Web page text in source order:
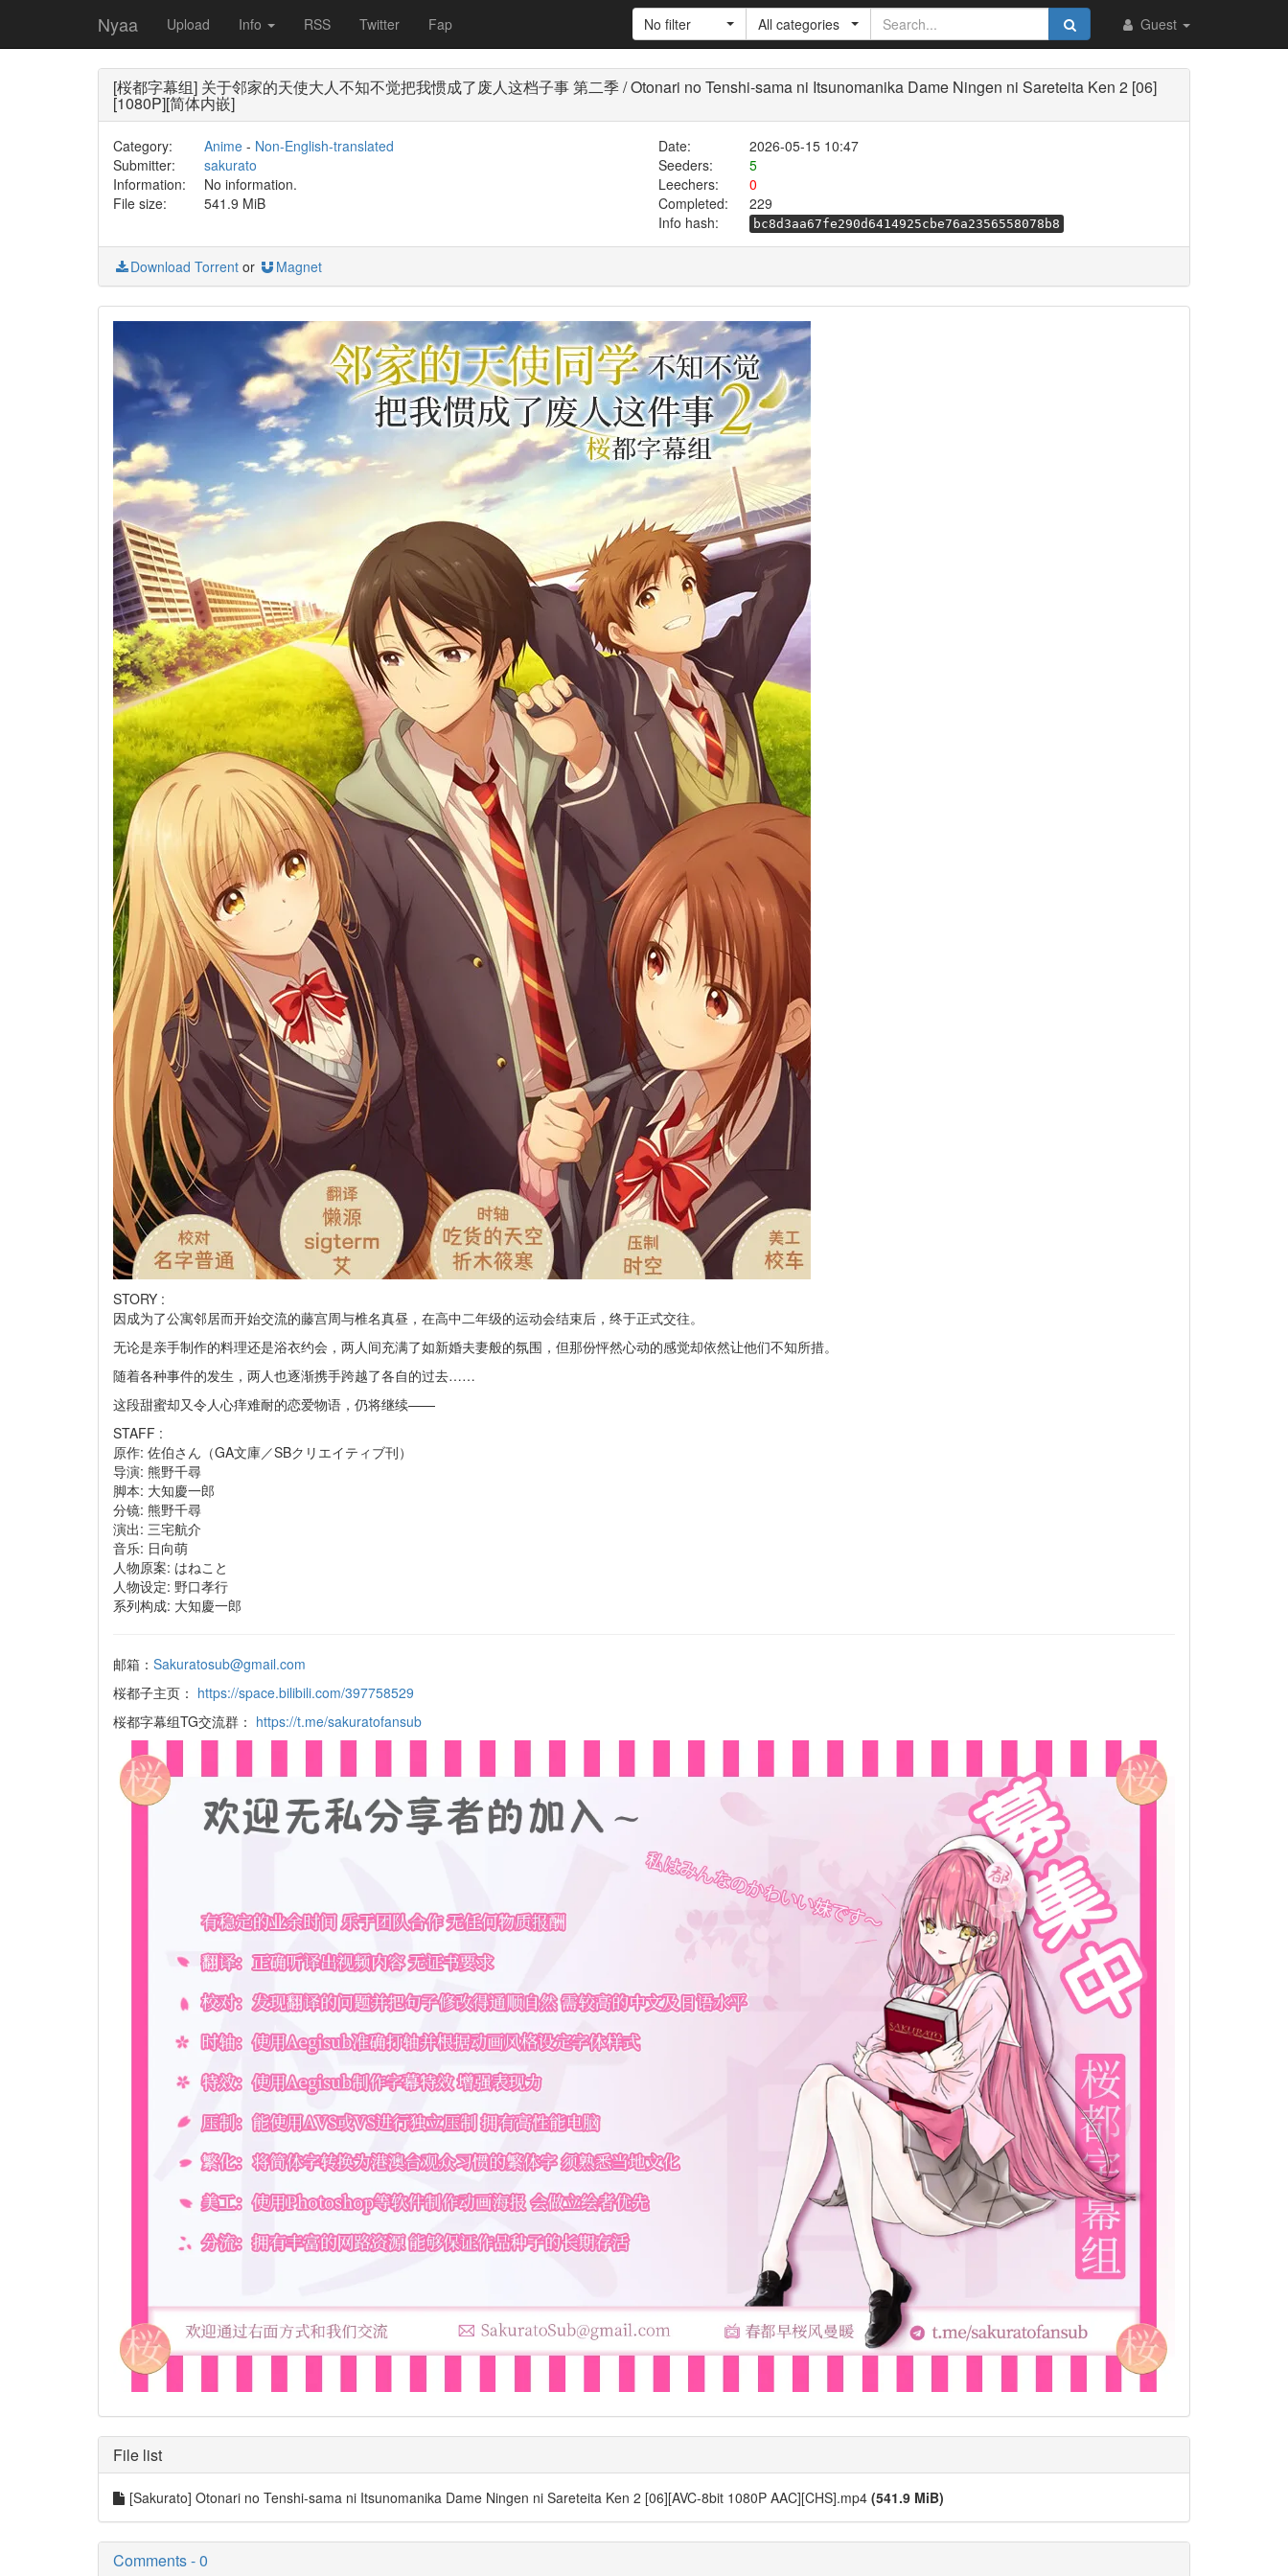
Nyaa Upload Info RSS Twitter Fap Guest
No filter All categories
[桜都字幕组] 关于邻家的天使大人不知不觉把我惯成了废人这档子事 第二季 / Otonari no Tenshi-sama ni Itsunomanika Dame Ningen ni Sareteita Ken 2 [06]
[1080P][简体内嵌]
Category: Anime- Non-English-translated Date:
2026-05-15 10:47
Submitter:
sakurato Seeders:
5
Information:
No information. Leechers:
0
File size:
541.9 MiB Completed:
229
Info hash:
bc8d3aa67fe290d6414925cbe76a2356558078b8
Download Torrent or Magnet
STORY :
因成为了公寓邻居而开始交流的藤宫周与椎名真昼，在高中二年级的运动会结束后，终于正式交往。
无论是亲手制作的料理还是浴衣约会，两人间充满了如新婚夫妻般的氛围，但那份怦然心动的感觉却依然让他们不知所措。
随着各种事件的发生，两人也逐渐携手跨越了各自的过去……
这段甜蜜却又令人心痒难耐的恋爱物语，仍将继续——
STAFF :
原作: 佐伯さん（GA文庫／SBクリエイティブ刊）
导演: 熊野千尋
脚本: 大知慶一郎
分镜: 熊野千尋
演出: 三宅航介
音乐: 日向萌
人物原案: はねこと
人物设定: 野口孝行
系列构成: 大知慶一郎
邮箱： Sakuratosub@gmail.com
桜都子主页： https://space.bilibili.com/397758529
桜都字幕组TG交流群： https://t.me/sakuratofansub
File list
[Sakurato] Otonari no Tenshi-sama ni Itsunomanika Dame Ningen ni Sareteita Ken 2 [06][AVC-8bit 1080P AAC][CHS].mp4 (541.9 MiB)
Comments - 0